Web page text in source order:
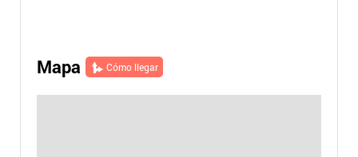
Mapa Cómo llegar